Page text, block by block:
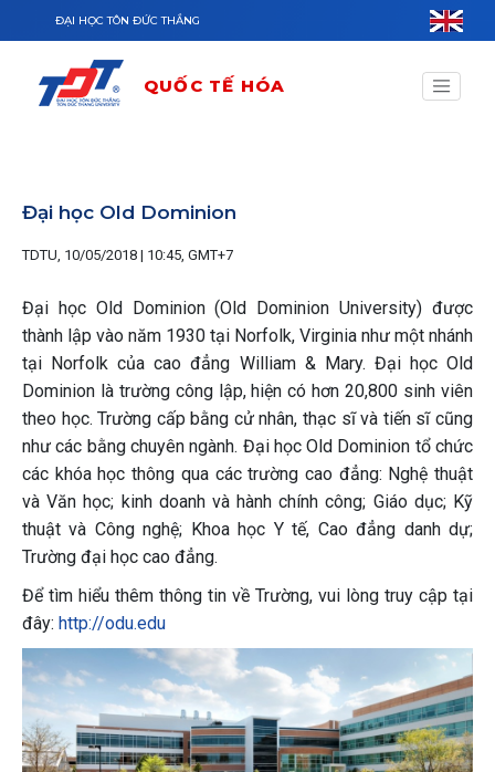
Nhảy đến nội dung
ĐẠI HỌC TÔN ĐỨC THẮNG
QUỐC TẾ HÓA
Đại học Old Dominion
TDTU, 10/05/2018 | 10:45, GMT+7
Đại học Old Dominion (Old Dominion University) được
thành lập vào năm 1930 tại Norfolk, Virginia như một nhánh
tại Norfolk của cao đẳng William & Mary. Đại học Old
Dominion là trường công lập, hiện có hơn 20,800 sinh viên
theo học. Trường cấp bằng cử nhân, thạc sĩ và tiến sĩ cũng
như các bằng chuyên ngành. Đại học Old Dominion tổ chức
các khóa học thông qua các trường cao đẳng: Nghệ thuật
và Văn học; kinh doanh và hành chính công; Giáo dục; Kỹ
thuật và Công nghệ; Khoa học Y tế, Cao đẳng danh dự;
Trường đại học cao đẳng.
Để tìm hiểu thêm thông tin về Trường, vui lòng truy cập tại
đây: http://odu.edu